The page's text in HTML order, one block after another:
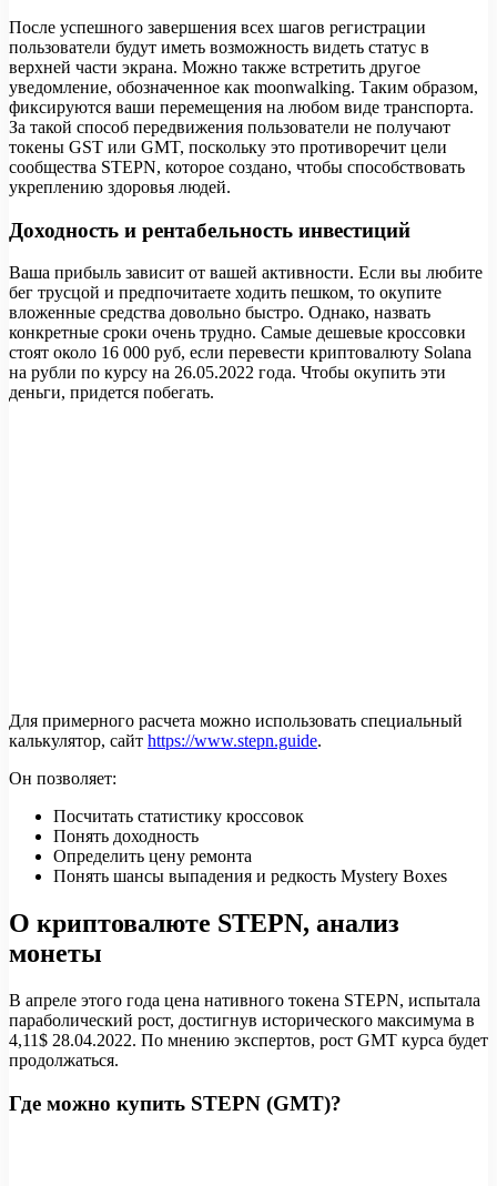
После успешного завершения всех шагов регистрации
пользователи будут иметь возможность видеть статус в
верхней части экрана. Можно также встретить другое
уведомление, обозначенное как moonwalking. Таким образом,
фиксируются ваши перемещения на любом виде транспорта.
За такой способ передвижения пользователи не получают
токены GST или GMT, поскольку это противоречит цели
сообщества STEPN, которое создано, чтобы способствовать
укреплению здоровья людей.
Доходность и рентабельность инвестиций
Ваша прибыль зависит от вашей активности. Если вы любите
бег трусцой и предпочитаете ходить пешком, то окупите
вложенные средства довольно быстро. Однако, назвать
конкретные сроки очень трудно. Самые дешевые кроссовки
стоят около 16 000 руб, если перевести криптовалюту Solana
на рубли по курсу на 26.05.2022 года. Чтобы окупить эти
деньги, придется побегать.
Для примерного расчета можно использовать специальный
калькулятор, сайт https://www.stepn.guide.
Он позволяет:
Посчитать статистику кроссовок
Понять доходность
Определить цену ремонта
Понять шансы выпадения и редкость Mystery Boxes
О криптовалюте STEPN, анализ
монеты
В апреле этого года цена нативного токена STEPN, испытала
параболический рост, достигнув исторического максимума в
4,11$ 28.04.2022. По мнению экспертов, рост GMT курса будет
продолжаться.
Где можно купить STEPN (GMT)?